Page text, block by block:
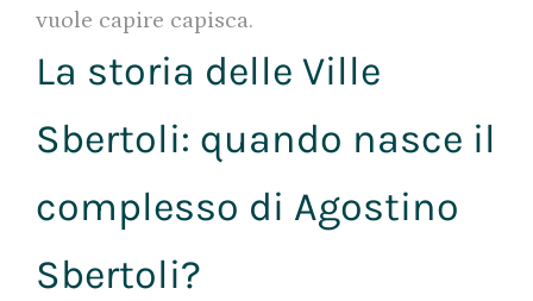
vuole capire capisca.
La storia delle Ville
Sbertoli: quando nasce il
complesso di Agostino
Sbertoli?